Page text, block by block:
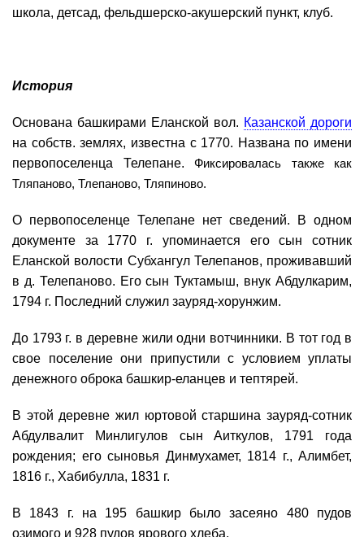
школа, детсад, фельдшерско-акушерский пункт, клуб.
История
Основана башкирами Еланской вол. Казанской дороги
на собств. землях, известна с 1770. Названа по имени
первопоселенца Телепане. Фиксировалась также как
Тляпаново, Тлепаново, Тляпиново.
О первопоселенце Телепане нет сведений. В одном
документе за 1770 г. упоминается его сын сотник
Еланской волости Субхангул Телепанов, проживавший
в д. Телепаново. Его сын Туктамыш, внук Абдулкарим,
1794 г. Последний служил зауряд-хорунжим.
До 1793 г. в деревне жили одни вотчинники. В тот год в
свое поселение они припустили с условием уплаты
денежного оброка башкир-еланцев и тептярей.
В этой деревне жил юртовой старшина зауряд-сотник
Абдулвалит Минлигулов сын Аиткулов, 1791 года
рождения; его сыновья Динмухамет, 1814 г., Алимбет,
1816 г., Хабибулла, 1831 г.
В 1843 г. на 195 башкир было засеяно 480 пудов
озимого и 928 пудов ярового хлеба.